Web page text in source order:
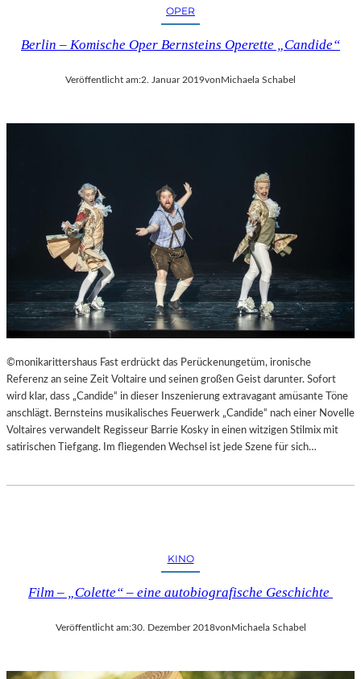
OPER
Berlin – Komische Oper Bernsteins Operette „Candide“
Veröffentlicht am:2. Januar 2019vonMichaela Schabel
©monikarittershaus Fast erdrückt das Perückenungetüm, ironische
Referenz an seine Zeit Voltaire und seinen großen Geist darunter. Sofort
wird klar, dass „Candide“ in dieser Inszenierung extravagant amüsante Töne
anschlägt. Bernsteins musikalisches Feuerwerk „Candide“ nach einer Novelle
Voltaires verwandelt Regisseur Barrie Kosky in einen witzigen Stilmix mit
satirischen Tiefgang. Im fliegenden Wechsel ist jede Szene für sich…
KINO
Film – „Colette“ – eine autobiografische Geschichte
Veröffentlicht am:30. Dezember 2018vonMichaela Schabel